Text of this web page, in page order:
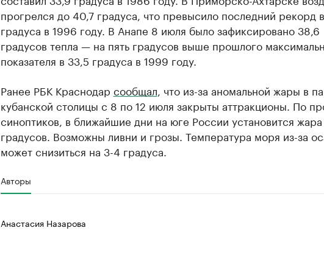
прогрелся до 40,7 градуса, что превысило последний рекорд
градуса в 1996 году. В Анапе 8 июля было зафиксировано 38,6
градусов тепла — на пять градусов выше прошлого
показателя в 33,5 градуса в 1999 году.
Ранее РБК Краснодар сообщал , что из-за аномальной жары в
кубанской столицы с 8 по 12 июля закрыты аттракционы. По
синоптиков, в ближайшие дни на юге России установится
градусов. Возможны ливни и грозы. Температура моря из-за
может снизиться на 3-4 градуса.
Авторы
Анастасия Назарова